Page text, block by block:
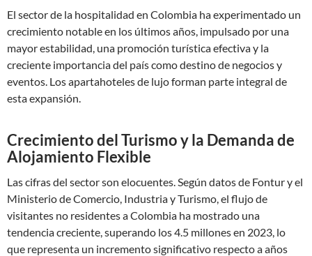
El sector de la hospitalidad en Colombia ha experimentado un
crecimiento notable en los últimos años, impulsado por una
mayor estabilidad, una promoción turística efectiva y la
creciente importancia del país como destino de negocios y
eventos. Los apartahoteles de lujo forman parte integral de
esta expansión.
Crecimiento del Turismo y la Demanda de
Alojamiento Flexible
Las cifras del sector son elocuentes. Según datos de Fontur y el
Ministerio de Comercio, Industria y Turismo, el flujo de
visitantes no residentes a Colombia ha mostrado una
tendencia creciente, superando los 4.5 millones en 2023, lo
que representa un incremento significativo respecto a años